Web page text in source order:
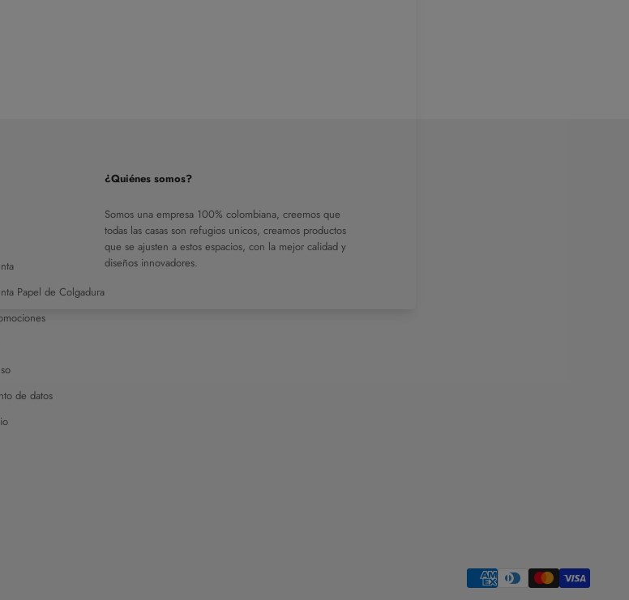
Papel de Colgadura
de datos
¿Quiénes somos?
Somos una empresa 100% colombiana, creemos que
todas las casas son refugios unicos, creamos productos
que se ajusten a estos espacios, con la mejor calidad y
diseños innovadores.